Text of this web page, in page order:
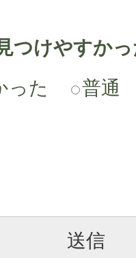
つけやすか
った
普通